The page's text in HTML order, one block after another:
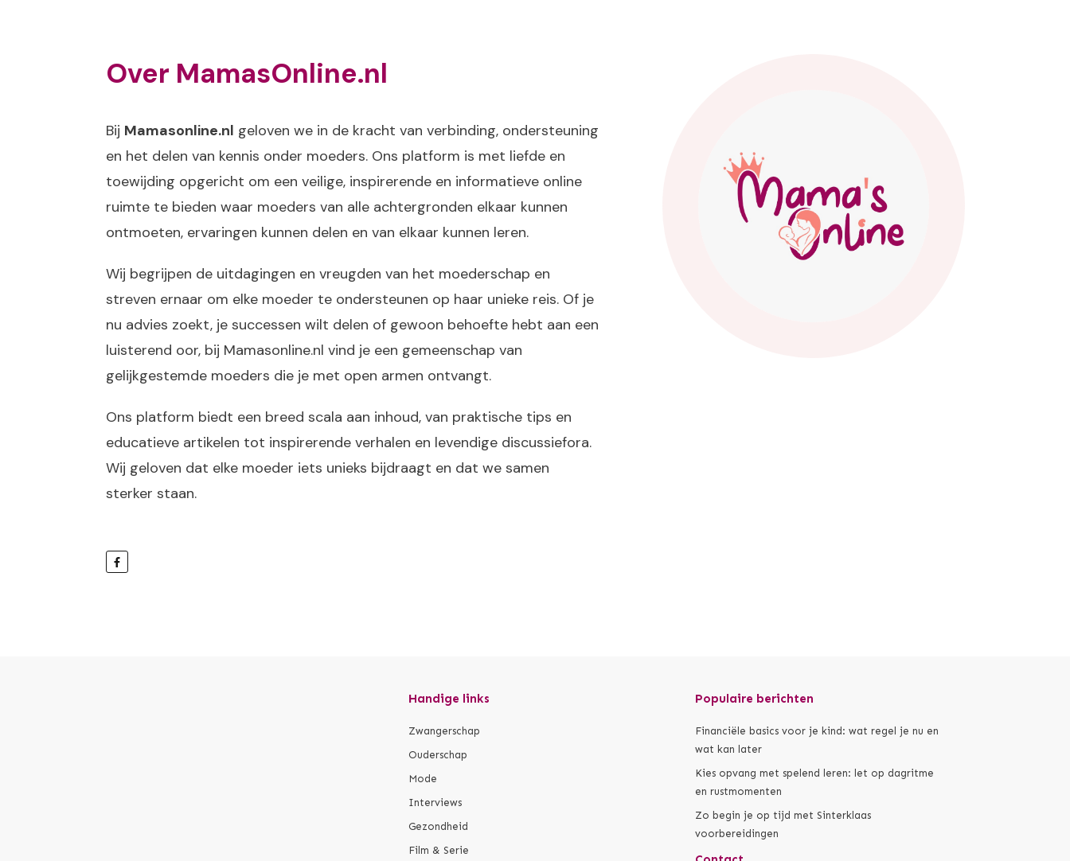
Over MamasOnline.nl
Bij Mamasonline.nl geloven we in de kracht van verbinding, ondersteuning
en het delen van kennis onder moeders. Ons platform is met liefde en
toewijding opgericht om een veilige, inspirerende en informatieve online
ruimte te bieden waar moeders van alle achtergronden elkaar kunnen
ontmoeten, ervaringen kunnen delen en van elkaar kunnen leren.
Wij begrijpen de uitdagingen en vreugden van het moederschap en
streven ernaar om elke moeder te ondersteunen op haar unieke reis. Of je
nu advies zoekt, je successen wilt delen of gewoon behoefte hebt aan een
luisterend oor, bij Mamasonline.nl vind je een gemeenschap van
gelijkgestemde moeders die je met open armen ontvangt.
Ons platform biedt een breed scala aan inhoud, van praktische tips en
educatieve artikelen tot inspirerende verhalen en levendige discussiefora.
Wij geloven dat elke moeder iets unieks bijdraagt en dat we samen
sterker staan.
Handige links
Zwangerschap
Ouderschap
Mode
Interviews
Gezondheid
Film & Serie
Populaire berichten
Financiële basics voor je kind: wat regel je nu en
wat kan later
Kies opvang met spelend leren: let op dagritme
en rustmomenten
Zo begin je op tijd met Sinterklaas
voorbereidingen